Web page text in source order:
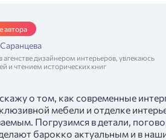
автора
агенстве дизайнером интерьеров, увлекаюсь
и чтением исторических книг
о том, как современные
мебели и отделке
Погрузимся в детали,
барокко актуальным и в